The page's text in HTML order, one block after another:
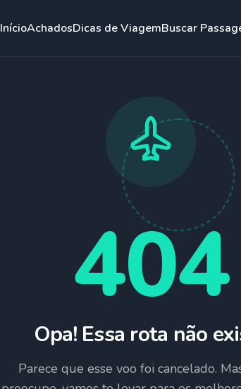
InícioAchadosDicas de ViagemBuscar
404
Opa! Essa rota não
Parece que esse voo foi cancelado.